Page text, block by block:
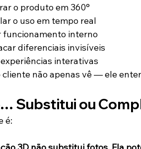
o produto em 360°
o uso em tempo real
funcionamento interno
diferenciais invisíveis
interativas
cliente não apenas vê — ele
Substitui ou
é: